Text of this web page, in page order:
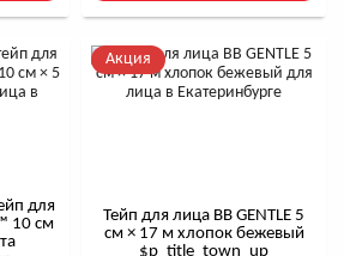
для
10 см
Акция
Тейп для лица BB GENTLE 5
см × 17 м хлопок бежевый
$р_title_town_up